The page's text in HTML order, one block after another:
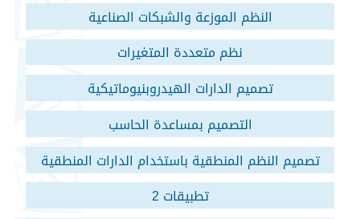
النظم الموزعة والشبكات الصناعية
نظم متعددة المتغيرات
تصميم الدارات الهيدروبنيوماتيكية
التصميم بمساعدة الحاسب
تصميم النظم المنطقية باستخدام الدارات المنطقية
المبرمجة
تطبيقات 2